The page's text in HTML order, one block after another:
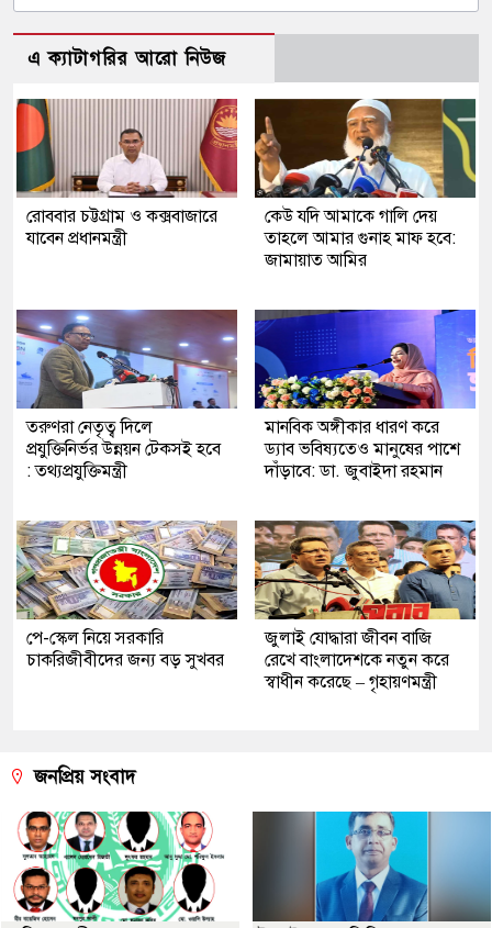
এ ক্যাটাগরির আরো নিউজ
রোববার চট্টগ্রাম ও কক্সবাজারে
যাবেন প্রধানমন্ত্রী
কেউ যদি আমাকে গালি দেয়
তাহলে আমার গুনাহ মাফ হবে:
জামায়াত আমির
তরুণরা নেতৃত্ব দিলে
প্রযুক্তিনির্ভর উন্নয়ন টেকসই হবে
: তথ্যপ্রযুক্তিমন্ত্রী
মানবিক অঙ্গীকার ধারণ করে
ড্যাব ভবিষ্যতেও মানুষের পাশে
দাঁড়াবে: ডা. জুবাইদা রহমান
পে-স্কেল নিয়ে সরকারি
চাকরিজীবীদের জন্য বড় সুখবর
জুলাই যোদ্ধারা জীবন বাজি
রেখে বাংলাদেশকে নতুন করে
স্বাধীন করেছে – গৃহায়ণমন্ত্রী
জনপ্রিয় সংবাদ